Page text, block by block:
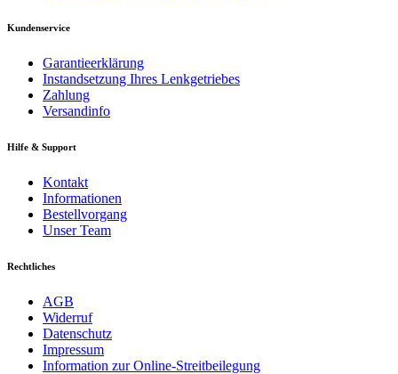
Kundenservice
Garantieerklärung
Instandsetzung Ihres Lenkgetriebes
Zahlung
Versandinfo
Hilfe & Support
Kontakt
Informationen
Bestellvorgang
Unser Team
Rechtliches
AGB
Widerruf
Datenschutz
Impressum
Information zur Online-Streitbeilegung